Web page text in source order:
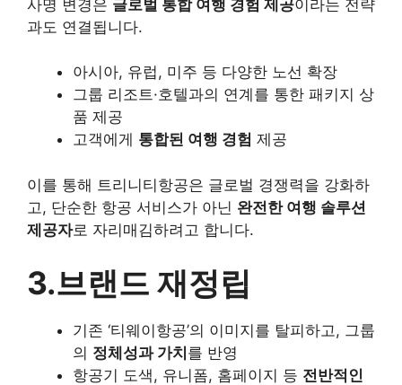
사명 변경은 글로벌 통합 여행 경험 제공이라는 전략
과도 연결됩니다.
아시아, 유럽, 미주 등 다양한 노선 확장
그룹 리조트·호텔과의 연계를 통한 패키지 상
품 제공
고객에게 통합된 여행 경험 제공
이를 통해 트리니티항공은 글로벌 경쟁력을 강화하
고, 단순한 항공 서비스가 아닌 완전한 여행 솔루션
제공자로 자리매김하려고 합니다.
3.브랜드 재정립
기존 ‘티웨이항공’의 이미지를 탈피하고, 그룹
의 정체성과 가치 를 반영
항공기 도색, 유니폼, 홈페이지 등 전반적인